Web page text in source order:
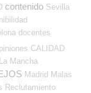
contenido Sevilla
docentes
CALIDAD
Mancha
Madrid Malas
Reclutamiento